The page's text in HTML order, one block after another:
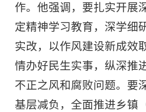
作。他强调，要扎实开展
定精神学习教育，深学细
实改，以作风建设新成效
情办好民生实事，纵深推
不正之风和腐败问题。要
基层减负，全面推进乡镇